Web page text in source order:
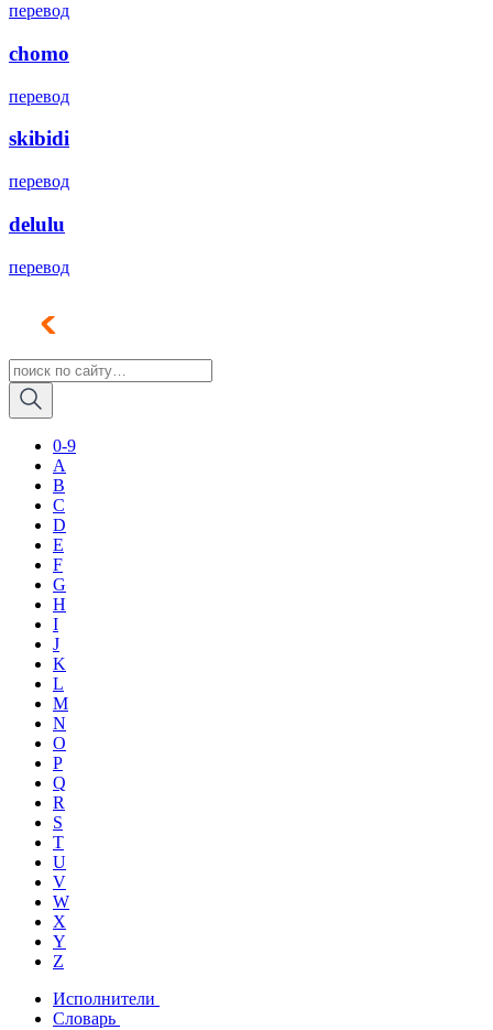
перевод
chomo
перевод
skibidi
перевод
delulu
перевод
0-9
A
B
C
D
E
F
G
H
I
J
K
L
M
N
O
P
Q
R
S
T
U
V
W
X
Y
Z
Исполнители
Словарь